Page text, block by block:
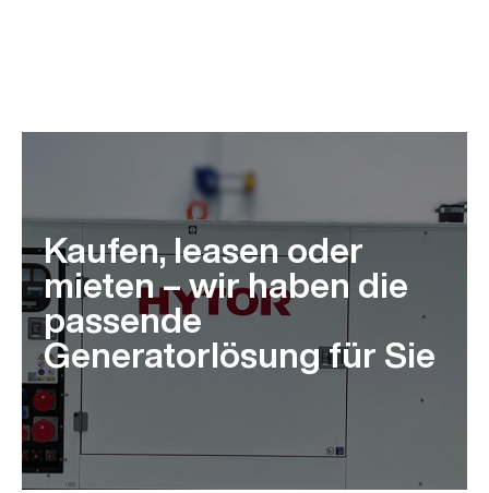
Kaufen, leasen oder
mieten – wir haben die
passende
Generatorlösung für Sie